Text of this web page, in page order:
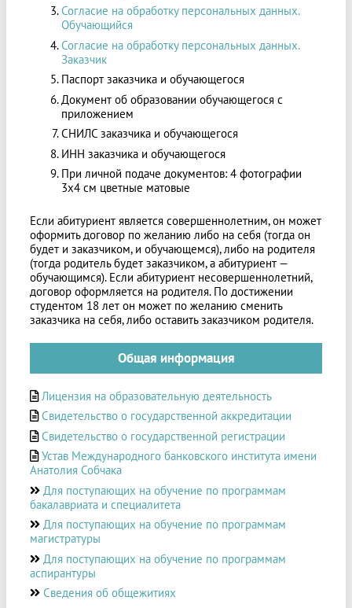
Согласие на обработку персональных данных.
Обучающийся
Согласие на обработку персональных данных.
Заказчик
Паспорт заказчика и обучающегося
Документ об образовании обучающегося с
приложением
СНИЛС заказчика и обучающегося
ИНН заказчика и обучающегося
При личной подаче документов: 4 фотографии
3х4 см цветные матовые
Если абитуриент является совершеннолетним, он может
оформить договор по желанию либо на себя (тогда он
будет и заказчиком, и обучающемся), либо на родителя
(тогда родитель будет заказчиком, а абитуриент —
обучающимся). Если абитуриент несовершеннолетний,
договор оформляется на родителя. По достижении
студентом 18 лет он может по желанию сменить
заказчика на себя, либо оставить заказчиком родителя.
Общая информация
Лицензия на образовательную деятельность
Свидетельство о государственной аккредитации
Свидетельство о государственной регистрации
Устав Международного банковского института имени
Анатолия Собчака
Для поступающих на обучение по программам
бакалавриата и специалитета
Для поступающих на обучение по программам
магистратуры
Для поступающих на обучение по программам
аспирантуры
Сведения об общежитиях